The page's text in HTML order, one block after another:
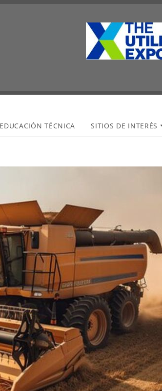
EDUCACIÓN TÉCNICA SITIOS DE INTERÉS